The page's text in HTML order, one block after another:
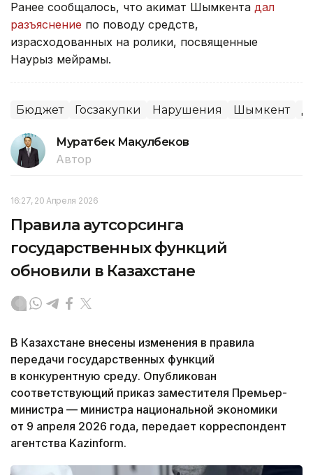
Ранее сообщалось, что акимат Шымкента дал
разъяснение по поводу средств,
израсходованных на ролики, посвященные
Наурыз мейрамы.
Бюджет Госзакупки Нарушения Шымкент
Муратбек Макулбеков
Автор
16:27, 20 Апреля 2026
Правила аутсорсинга
государственных функций
обновили в Казахстане
В Казахстане внесены изменения в правила
передачи государственных функций
в конкурентную среду. Опубликован
соответствующий приказ заместителя Премьер-
министра — министра национальной экономики
от 9 апреля 2026 года, передает корреспондент
агентства Kazinform.